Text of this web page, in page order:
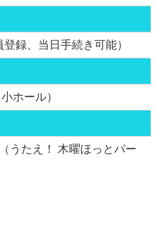
録、当日手続き可能）
ホール）
うたえ！ 木曜ほっとパー